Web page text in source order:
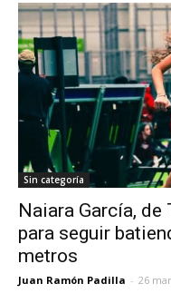
Sin categoría
Naiara García, de
para seguir
metros
Juan Ramón Padilla - 26